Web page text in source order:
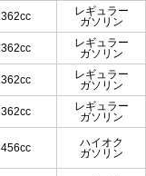
レギュラー
ガソリン
レギュラー
ガソリン
レギュラー
ガソリン
レギュラー
ガソリン
ハイオク
ガソリン